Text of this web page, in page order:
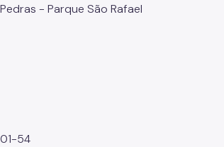
- Parque São Rafael
54